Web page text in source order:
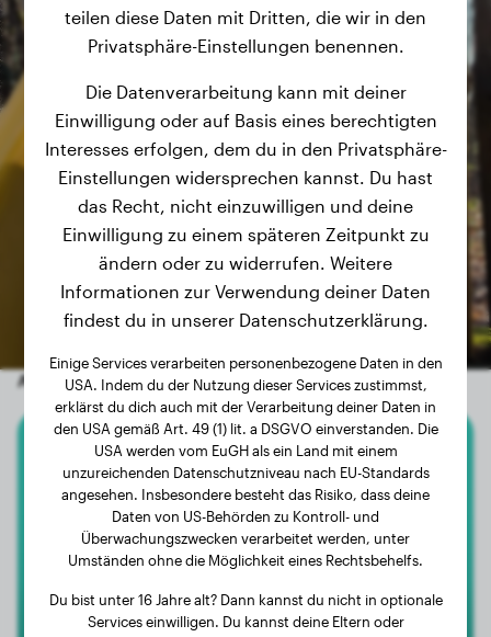
Andere zufällige Hunde
Deutscher Schäferhund
Ambar
teilen diese Daten mit Dritten, die wir in den
Privatsphäre-Einstellungen benennen.
Die Datenverarbeitung kann mit deiner
Einwilligung oder auf Basis eines berechtigten
Interesses erfolgen, dem du in den Privatsphäre-
Einstellungen widersprechen kannst. Du hast
das Recht, nicht einzuwilligen und deine
Einwilligung zu einem späteren Zeitpunkt zu
ändern oder zu widerrufen. Weitere
Informationen zur Verwendung deiner Daten
findest du in unserer Datenschutzerklärung.
Einige Services verarbeiten personenbezogene Daten in den
USA. Indem du der Nutzung dieser Services zustimmst,
erklärst du dich auch mit der Verarbeitung deiner Daten in
den USA gemäß Art. 49 (1) lit. a DSGVO einverstanden. Die
USA werden vom EuGH als ein Land mit einem
unzureichenden Datenschutzniveau nach EU-Standards
angesehen. Insbesondere besteht das Risiko, dass deine
Daten von US-Behörden zu Kontroll- und
Überwachungszwecken verarbeitet werden, unter
Umständen ohne die Möglichkeit eines Rechtsbehelfs.
Du bist unter 16 Jahre alt? Dann kannst du nicht in optionale
Services einwilligen. Du kannst deine Eltern oder